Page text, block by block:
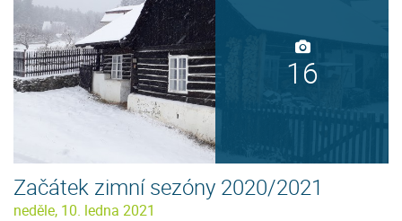
16
Začátek zimní sezóny 2020/2021
neděle, 10. ledna 2021